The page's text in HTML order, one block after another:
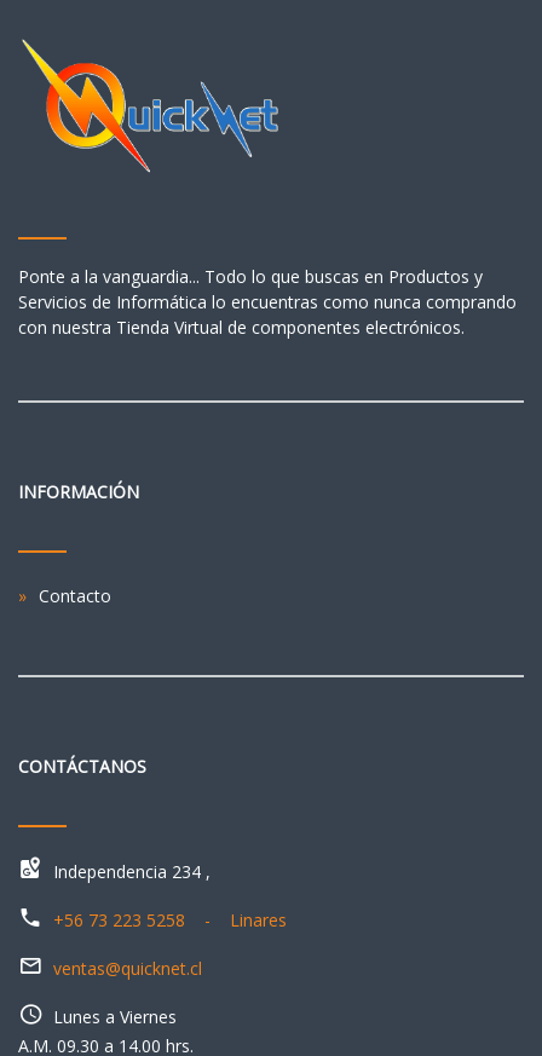
Ponte a la vanguardia... Todo lo que buscas en Productos y
Servicios de Informática lo encuentras como nunca comprando
con nuestra Tienda Virtual de componentes electrónicos.
INFORMACIÓN
Contacto
CONTÁCTANOS
Independencia 234 ,
+56 73 223 5258 - Linares
ventas@quicknet.cl
Lunes a Viernes
A.M. 09.30 a 14.00 hrs.